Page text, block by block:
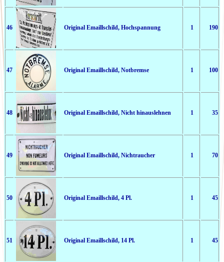
46 Original Emaillschild, Hochspannung 1 190
47 Original Emaillschild, Notbremse 1 100
48 Original Emaillschild, Nicht hinauslehnen 1 35
49 Original Emaillschild, Nichtraucher 1 70
50 Original Emaillschild, 4 Pl. 1 45
51 Original Emaillschild, 14 Pl. 1 45